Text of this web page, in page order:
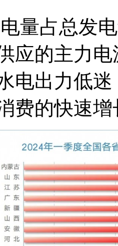
量占总发
应的主力
电出力低
费的快速